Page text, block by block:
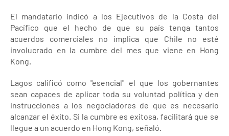
El mandatario indicó a los Ejecutivos de la Costa del
Pacífico que el hecho de que su país tenga tantos
acuerdos comerciales no implica que Chile no esté
involucrado en la cumbre del mes que viene en Hong
Kong.
Lagos calificó como "esencial" el que los gobernantes
sean capaces de aplicar toda su voluntad política y den
instrucciones a los negociadores de que es necesario
alcanzar el éxito. Si la cumbre es exitosa, facilitará que se
llegue a un acuerdo en Hong Kong, señaló.